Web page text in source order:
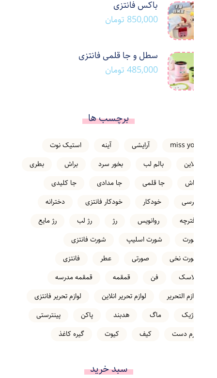
باکس فانتزی
850,000 تومان
سطل و جا قلمی فانتزی
485,000 تومان
برچسب ها
miss you آرایشی آینه
استیک نوت
انلاین
بالم لب بخور سرد براش
بطری
تراش
جا قلمی جا مدادی
جا کلیدی
خرسی
خودکار خودکار فانتزی
دخترانه
دفترچه
روانویس رژ رژ لب
رژ مایع
شورت
شورت اسلیپ
شورت فانتزی
شورت نخی
صورتی عطر
فانتزی
فلاسک
فن قمقمه
قمقمه مدرسه
لوازم التحریر
لوازم تحریر انلاین
لوازم تحریر فانتزی
ماژیک
ماگ هدبند پاکن
پینترستی
کرم دست
کیف کیوت گیره کاغذ
سبد خرید